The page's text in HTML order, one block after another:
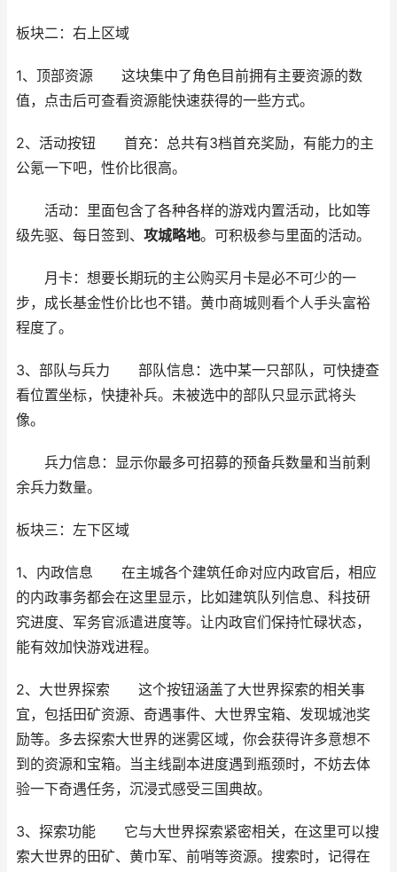
板块二：右上区域
1、顶部资源 这块集中了角色目前拥有主要资源的数
值，点击后可查看资源能快速获得的一些方式。
2、活动按钮 首充：总共有3档首充奖励，有能力的主
公氪一下吧，性价比很高。
活动：里面包含了各种各样的游戏内置活动，比如等
级先驱、每日签到、 攻城略地。可积极参与里面的活动。
月卡：想要长期玩的主公购买月卡是必不可少的一
步，成长基金性价比也不错。黄巾商城则看个人手头富裕
程度了。
3、部队与兵力 部队信息：选中某一只部队，可快捷查
看位置坐标，快捷补兵。未被选中的部队只显示武将头
像。
兵力信息：显示你最多可招募的预备兵数量和当前剩
余兵力数量。
板块三：左下区域
1、内政信息 在主城各个建筑任命对应内政官后，相应
的内政事务都会在这里显示，比如建筑队列信息、科技研
究进度、军务官派遣进度等。让内政官们保持忙碌状态，
能有效加快游戏进程。
2、大世界探索 这个按钮涵盖了大世界探索的相关事
宜，包括田矿资源、奇遇事件、大世界宝箱、发现城池奖
励等。多去探索大世界的迷雾区域，你会获得许多意想不
到的资源和宝箱。当主线副本进度遇到瓶颈时，不妨去体
验一下奇遇任务，沉浸式感受三国典故。
3、探索功能 它与大世界探索紧密相关，在这里可以搜
索大世界的田矿、黄巾军、前哨等资源。搜索时，记得在